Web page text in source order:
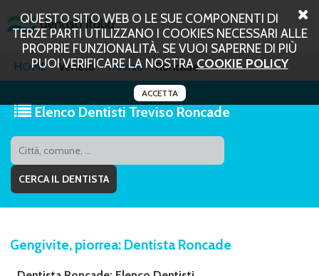
QUESTO SITO WEB O LE SUE COMPONENTI DI
TERZE PARTI UTILIZZANO I COOKIES NECESSARI ALLE
PROPRIE FUNZIONALITÀ. SE VUOI SAPERNE DI PIÙ
PUOI VERIFICARE LA NOSTRACOOKIE POLICY
ACCETTA
HOME Veneto Treviso Roncade
Elenco Dentisti Treviso Roncade
Gengivite, piorrea: Dentista Roncade